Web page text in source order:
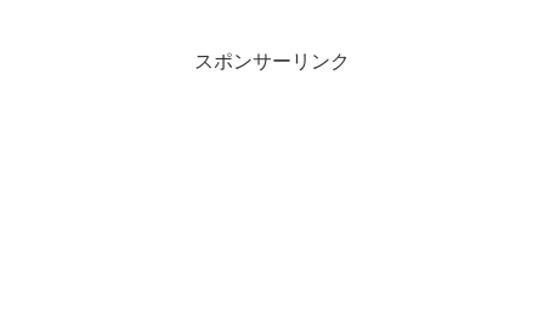
スポンサーリンク